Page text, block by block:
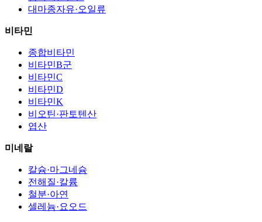
대마종자유·오일류
비타민
종합비타민
비타민B군
비타민C
비타민D
비타민K
비오틴·판토텐산
엽산
미네랄
칼슘·마그네슘
전해질·칼륨
철분·아연
셀레늄·요오드